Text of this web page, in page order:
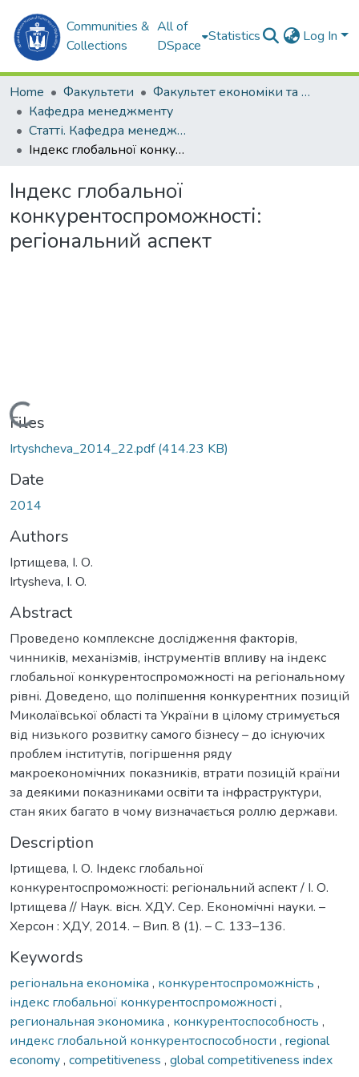
Communities &
Collections
All of
DSpace
Statistics Log In
Home Факультети
Факультет економіки та екології моря (ФЕЕМ)
Кафедра менеджменту
Статті. Кафедра менеджменту
Індекс глобальної конкурентоспроможності: регіональний аспект
Індекс глобальної
конкурентоспроможності:
регіональний аспект
Loading...
Files
Irtyshcheva_2014_22.pdf(414.23 KB)
Date
2014
Authors
Іртищева, І. О.
Irtysheva, I. O.
Abstract
Проведено комплексне дослідження факторів,
чинників, механізмів, інструментів впливу на індекс
глобальної конкурентоспроможності на регіональному
рівні. Доведено, що поліпшення конкурентних позицій
Миколаївської області та України в цілому стримується
від низького розвитку самого бізнесу – до існуючих
проблем інститутів, погіршення ряду
макроекономічних показників, втрати позицій країни
за деякими показниками освіти та інфраструктури,
стан яких багато в чому визначається роллю держави.
Description
Іртищева, І. О. Індекс глобальної
конкурентоспроможності: регіональний аспект / І. О.
Іртищева // Наук. вісн. ХДУ. Сер. Економічні науки. –
Херсон : ХДУ, 2014. – Вип. 8 (1). – С. 133–136.
Keywords
регіональна економіка , конкурентоспроможність ,
індекс глобальної конкурентоспроможності ,
региональная экономика , конкурентоспособность ,
индекс глобальной конкурентоспособности , regional
economy, competitiveness , global competitiveness index